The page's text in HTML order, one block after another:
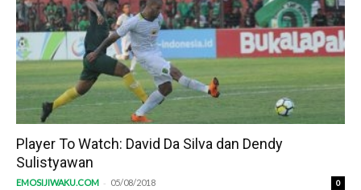
Player To Watch: David Da Silva dan Dendy
Sulistyawan
EMOSIJIWAKU.COM - 05/08/2018 0